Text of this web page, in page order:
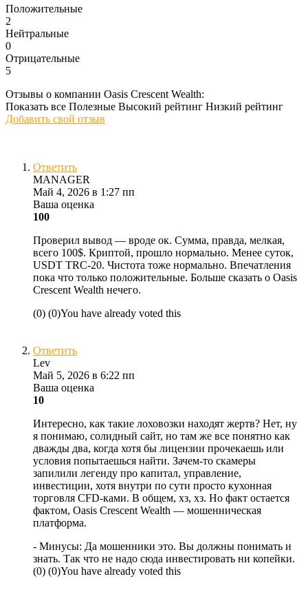
Положительные
2
Нейтральные
0
Отрицательные
5
Отзывы о компании Oasis Crescent Wealth:
Показать все Полезные Высокий рейтинг Низкий рейтинг
Добавить свой отзыв
Ответить
MANAGER
Май 4, 2026 в 1:27 пп
Ваша оценка
100
Проверил вывод — вроде ок. Сумма, правда, мелкая,
всего 100$. Криптой, прошло нормально. Менее суток,
USDT TRC-20. Чистота тоже нормально. Впечатления
пока что только положительные. Больше сказать о Oasis
Crescent Wealth нечего.
(0) (0)You have already voted this
Ответить
Lev
Май 5, 2026 в 6:22 пп
Ваша оценка
10
Интересно, как такие лоховозки находят жертв? Нет, ну
я понимаю, солидный сайт, но там же все понятно как
дважды два, когда хотя бы лицензии прочекаешь или
условия попытаешься найти. Зачем-то скамеры
запилили легенду про капитал, управление,
инвестиции, хотя внутри по сути просто кухонная
торговля CFD-ками. В общем, хз, хз. Но факт остается
фактом, Oasis Crescent Wealth — мошенническая
платформа.
- Минусы: Да мошенники это. Вы должны понимать и
знать. Так что не надо сюда инвестировать ни копейки.
(0) (0)You have already voted this